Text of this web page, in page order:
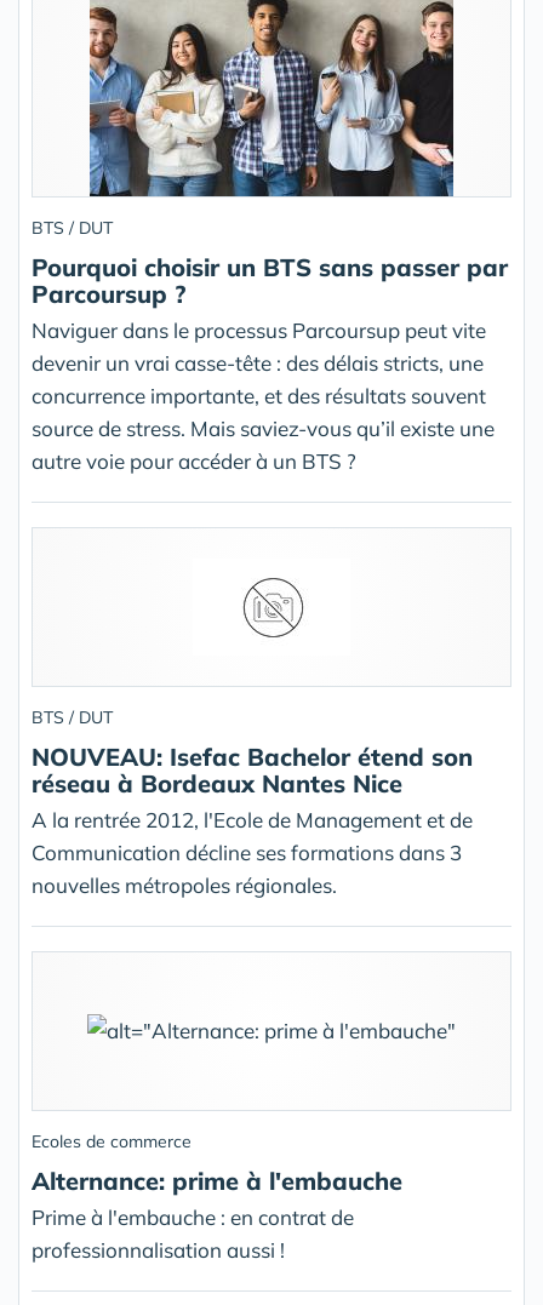
BTS / DUT
Pourquoi choisir un BTS sans passer par
Parcoursup ?
Naviguer dans le processus Parcoursup peut vite
devenir un vrai casse-tête : des délais stricts, une
concurrence importante, et des résultats souvent
source de stress. Mais saviez-vous qu’il existe une
autre voie pour accéder à un BTS ?
BTS / DUT
NOUVEAU: Isefac Bachelor étend son
réseau à Bordeaux Nantes Nice
A la rentrée 2012, l'Ecole de Management et de
Communication décline ses formations dans 3
nouvelles métropoles régionales.
Ecoles de commerce
Alternance: prime à l'embauche
Prime à l'embauche : en contrat de
professionnalisation aussi !